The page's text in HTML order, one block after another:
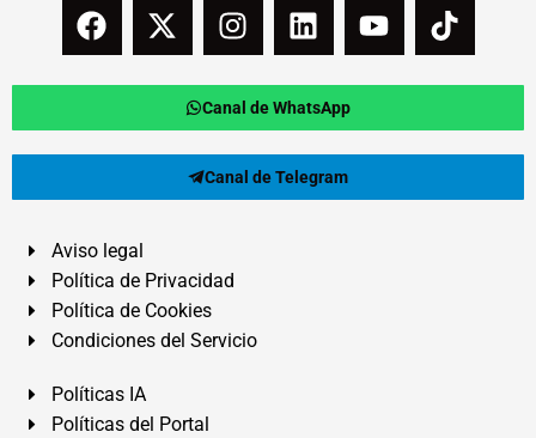
Canal de WhatsApp
Canal de Telegram
Aviso legal
Política de Privacidad
Política de Cookies
Condiciones del Servicio
Políticas IA
Políticas del Portal